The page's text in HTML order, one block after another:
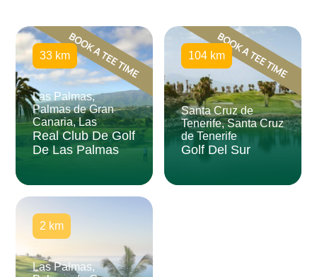
33 km
Las Palmas,
Palmas de Gran
Canaria, Las
Real Club De Golf
De Las Palmas
104 km
Santa Cruz de
Tenerife, Santa Cruz
de Tenerife
Golf Del Sur
2 km
Las Palmas,